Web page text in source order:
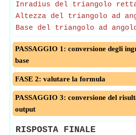
Inradius del triangolo
Altezza del triangolo ad
Base del triangolo ad
PASSAGGIO 1: conversione degli
base
FASE 2: valutare la formula
PASSAGGIO 3: conversione del
output
RISPOSTA FINALE